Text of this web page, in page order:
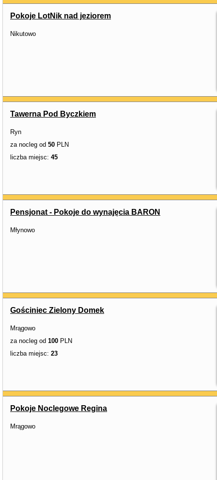
Pokoje LotNik nad jeziorem
Nikutowo
Tawerna Pod Byczkiem
Ryn
za nocleg od 50 PLN
liczba miejsc: 45
Pensjonat - Pokoje do wynajęcia BARON
Młynowo
Gościniec Zielony Domek
Mrągowo
za nocleg od 100 PLN
liczba miejsc: 23
Pokoje Noclegowe Regina
Mrągowo